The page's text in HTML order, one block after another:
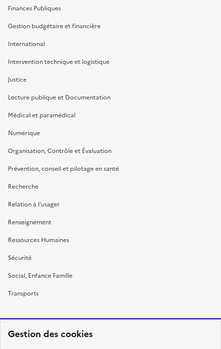
Gestion des cookies
Finances Publiques
Gestion budgétaire et financière
International
Intervention technique et logistique
Justice
Lecture publique et Documentation
Médical et paramédical
Numérique
Organisation, Contrôle et Évaluation
Prévention, conseil et pilotage en santé
Recherche
Relation à l’usager
Renseignement
Ressources Humaines
Sécurité
Social, Enfance Famille
Transports